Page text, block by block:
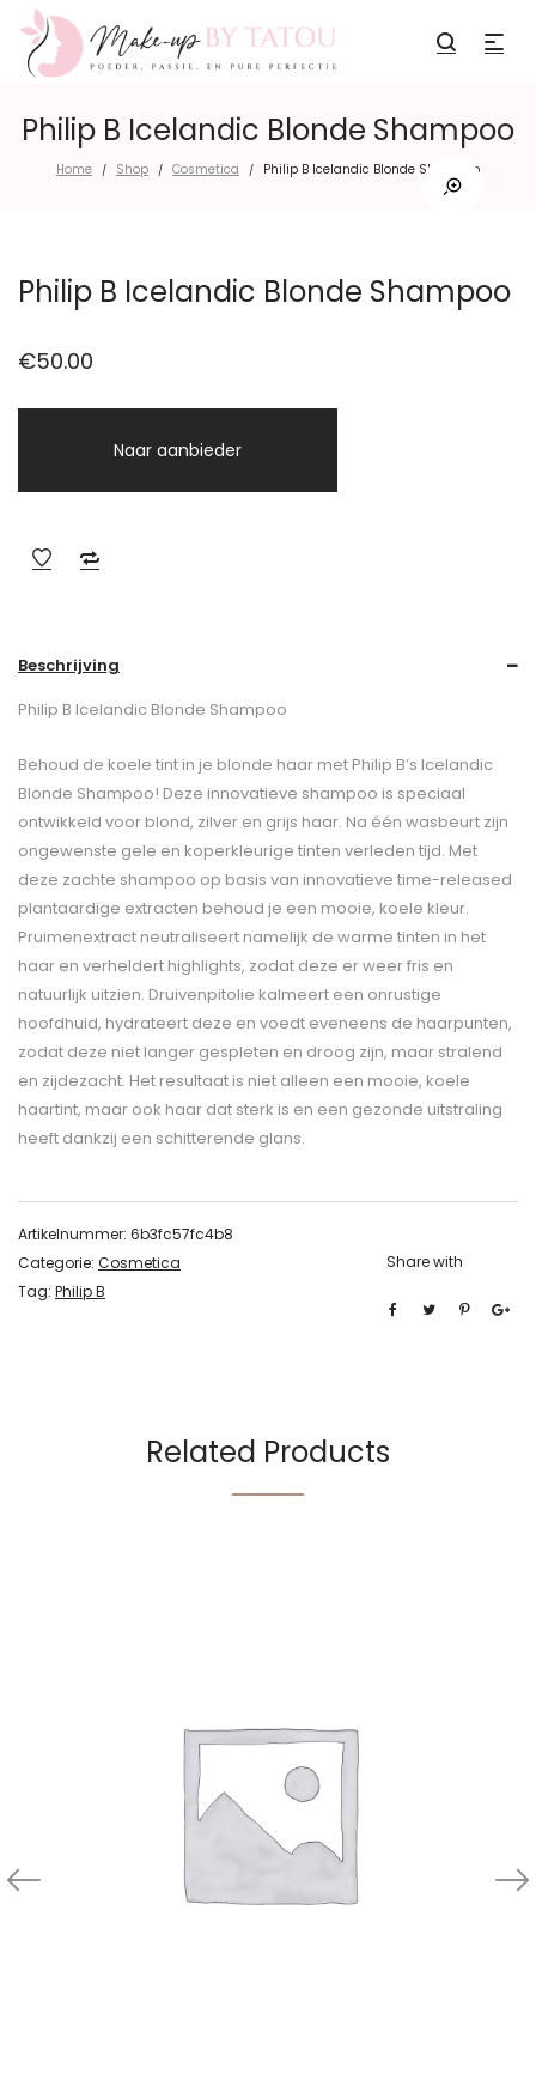
Philip B Icelandic Blonde Shampoo
Home / Shop / Cosmetica / Philip B Icelandic Blonde Shampoo
Philip B Icelandic Blonde Shampoo
€50.00
Naar aanbieder
Beschrijving
Philip B Icelandic Blonde Shampoo
Behoud de koele tint in je blonde haar met Philip B’s Icelandic
Blonde Shampoo! Deze innovatieve shampoo is speciaal
ontwikkeld voor blond, zilver en grijs haar. Na één wasbeurt zijn
ongewenste gele en koperkleurige tinten verleden tijd. Met
deze zachte shampoo op basis van innovatieve time-released
plantaardige extracten behoud je een mooie, koele kleur.
Pruimenextract neutraliseert namelijk de warme tinten in het
haar en verheldert highlights, zodat deze er weer fris en
natuurlijk uitzien. Druivenpitolie kalmeert een onrustige
hoofdhuid, hydrateert deze en voedt eveneens de haarpunten,
zodat deze niet langer gespleten en droog zijn, maar stralend
en zijdezacht. Het resultaat is niet alleen een mooie, koele
haartint, maar ook haar dat sterk is en een gezonde uitstraling
heeft dankzij een schitterende glans.
Artikelnummer: 6b3fc57fc4b8
Categorie: Cosmetica
Tag: Philip B
Share with
Related Products